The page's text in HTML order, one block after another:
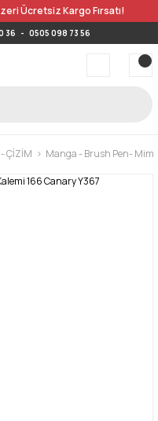
Ücretsiz Kargo Fırsatı!
36 - 0505 098 73 56
ÇİZİM Manga - Brush Pen-